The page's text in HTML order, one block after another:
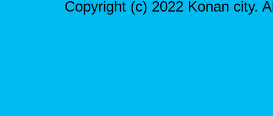
Copyright (c) 2022 Konan city.